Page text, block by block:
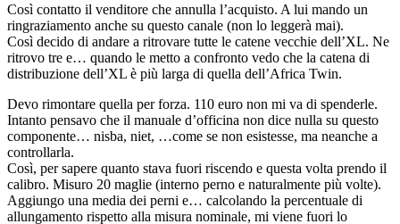
Così contatto il venditore che annulla l’acquisto. A lui mando un
ringraziamento anche su questo canale (non lo leggerà mai).
Così decido di andare a ritrovare tutte le catene vecchie dell’XL. Ne
ritrovo tre e… quando le metto a confronto vedo che la catena di
distribuzione dell’XL è più larga di quella dell’Africa Twin.
Devo rimontare quella per forza. 110 euro non mi va di spenderle.
Intanto pensavo che il manuale d’officina non dice nulla su questo
componente… nisba, niet, …come se non esistesse, ma neanche a
controllarla.
Così, per sapere quanto stava fuori riscendo e questa volta prendo il
calibro. Misuro 20 maglie (interno perno e naturalmente più volte).
Aggiungo una media dei perni e… calcolando la percentuale di
allungamento rispetto alla misura nominale, mi viene fuori lo